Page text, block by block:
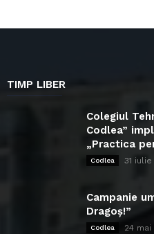
TIMP LIBER
Colegiul
Codlea”
„Practica
Codlea 31
Campanie
Dragoș!”
Codlea 24 mai